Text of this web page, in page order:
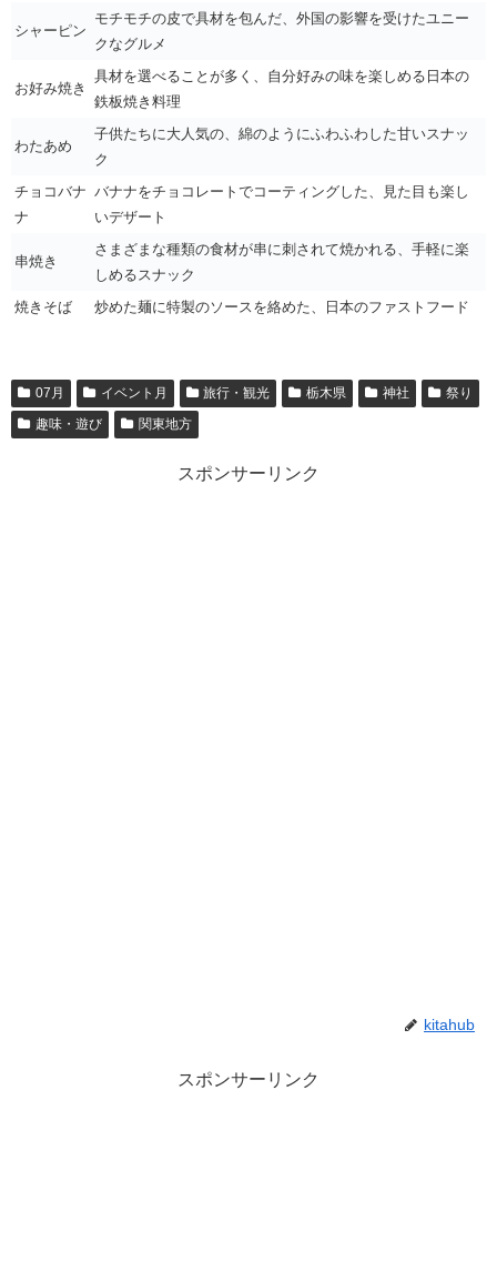
シャーピン
モチモチの皮で具材を包んだ、外国の影響を受けたユニー
クなグルメ
お好み焼き
具材を選べることが多く、自分好みの味を楽しめる日本の
鉄板焼き料理
わたあめ
子供たちに大人気の、綿のようにふわふわした甘いスナッ
ク
チョコバナ
ナ
バナナをチョコレートでコーティングした、見た目も楽し
いデザート
串焼き
さまざまな種類の食材が串に刺されて焼かれる、手軽に楽
しめるスナック
焼きそば
炒めた麺に特製のソースを絡めた、日本のファストフード
07月 イベント月 旅行・観光 栃木県 神社
祭り
趣味・遊び
関東地方
スポンサーリンク
kitahub
スポンサーリンク